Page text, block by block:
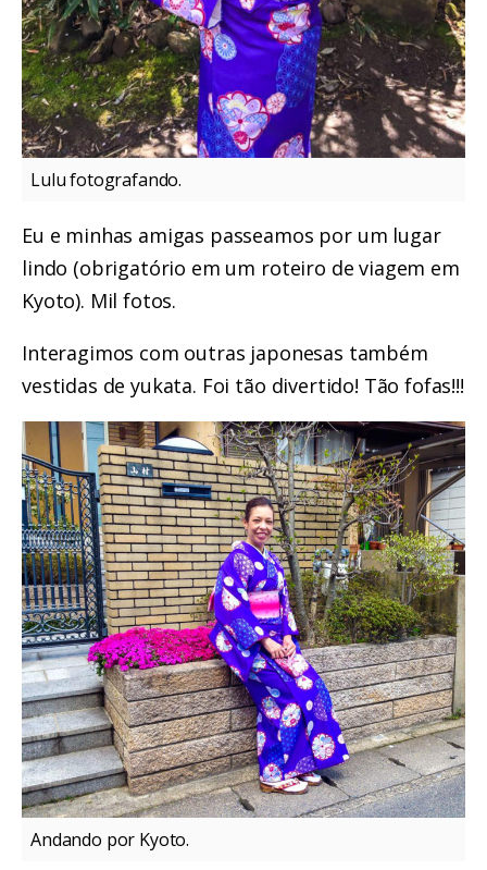
Lulu fotografando.
Eu e minhas amigas passeamos por um lugar
lindo (obrigatório em um roteiro de viagem em
Kyoto). Mil fotos.
Interagimos com outras japonesas também
vestidas de yukata. Foi tão divertido! Tão fofas!!!
Andando por Kyoto.